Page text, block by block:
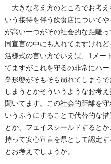
大きな考え方のところでお考
いう接待を伴う飲食店について
が高い一つがその社会的な距離
同宣言の中にも入れてますけれ
活様式の言い方でいえば、1メー
てますがこれを守るの非常にハ
業形態がそもそも崩れてしまう
しまうとかそういうようなお考
聞いてます。この社会的距離を
いうふうにすることで代替的な
とか、フェイスシールドすると
持って安心宣言を県として認定
とお考えでしょうか。